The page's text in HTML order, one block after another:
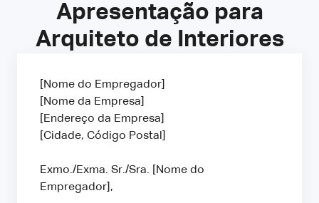
Apresentação para
Arquiteto de Interiores
[Nome do Empregador]
[Nome da Empresa]
[Endereço da Empresa]
[Cidade, Código Postal]
Exmo./Exma. Sr./Sra. [Nome do
Empregador],